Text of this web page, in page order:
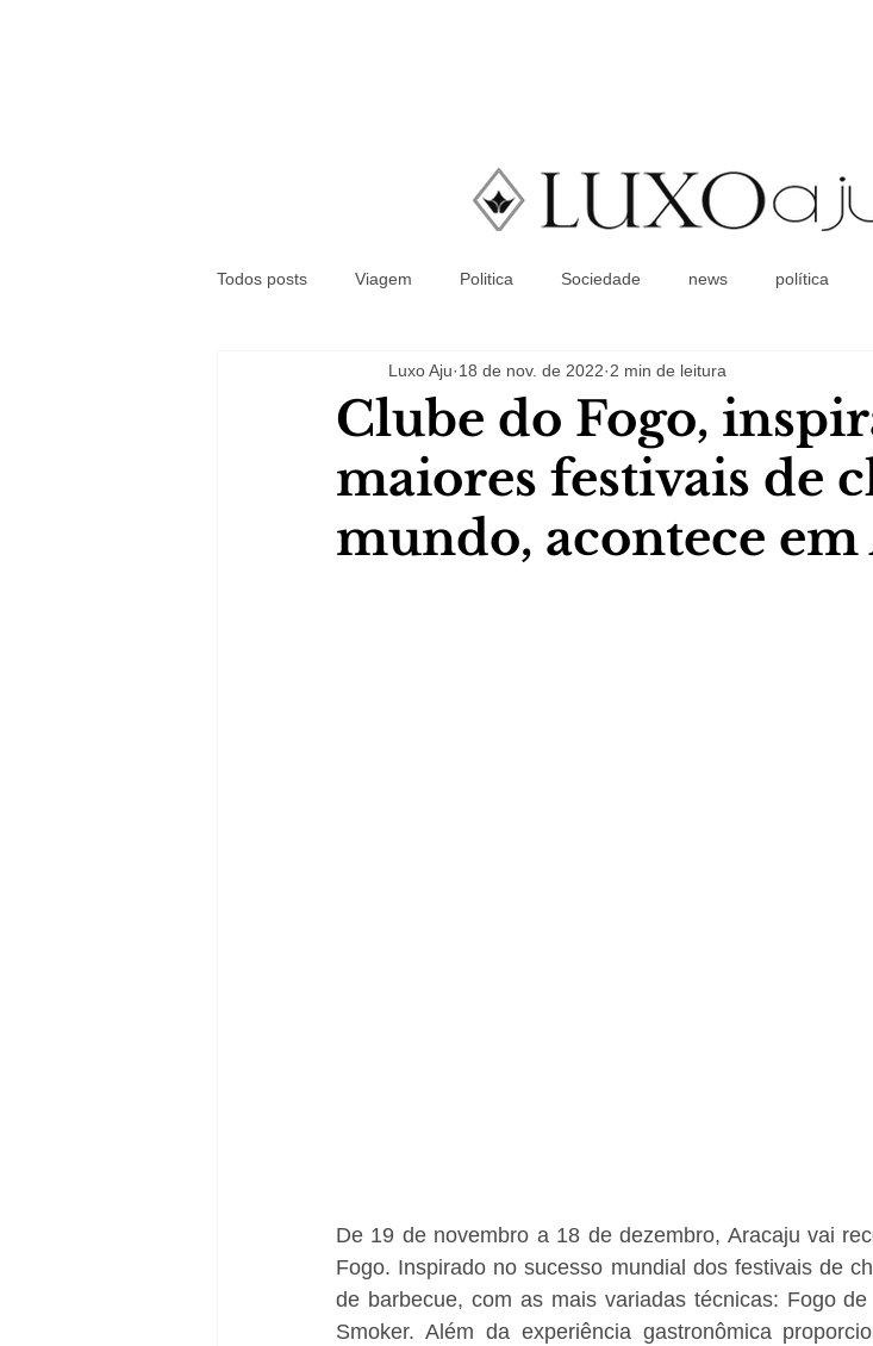
Coluna Social
Todos posts Viagem Politica Sociedade news política
Clube do Fogo,
maiores festivais de
mundo, acontece
Luxo Aju 18 de nov. de 2022 2 min de leitura
De 19 de novembro a 18 de dezembro, Aracaju vai
Fogo. Inspirado no sucesso mundial dos festivais de
de barbecue, com as mais variadas técnicas: Fogo
Smoker. Além da experiência gastronômica